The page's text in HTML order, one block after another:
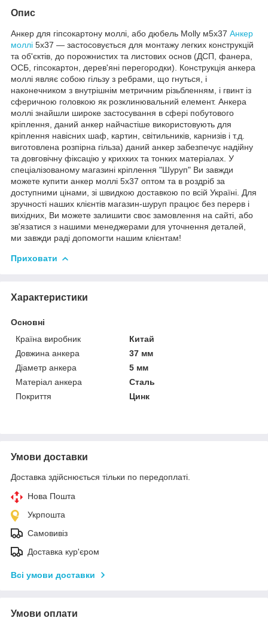
Опис
Анкер для гіпсокартону моллі, або дюбель Molly м5х37 Анкер
моллі 5х37 ― застосовується для монтажу легких конструкцій
та об'єктів, до порожнистих та листових основ (ДСП, фанера,
ОСБ, гіпсокартон, дерев'яні перегородки). Конструкція анкера
моллі являє собою гільзу з ребрами, що гнуться, і
наконечником з внутрішнім метричним різьбленням, і гвинт із
сферичною головкою як розклинювальний елемент. Анкера
моллі знайшли широке застосування в сфері побутового
кріплення, даний анкер найчастіше використовують для
кріплення навісних шаф, картин, світильників, карнизів і т.д.
виготовлена розпірна гільза) даний анкер забезпечує надійну
та довговічну фіксацію у крихких та тонких матеріалах. У
спеціалізованому магазині кріплення "Шуруп" Ви завжди
можете купити анкер моллі 5х37 оптом та в роздріб за
доступними цінами, зі швидкою доставкою по всій Україні. Для
зручності наших клієнтів магазин-шуруп працює без перерв і
вихідних, Ви можете залишити своє замовлення на сайті, або
зв'язатися з нашими менеджерами для уточнення деталей,
ми завжди раді допомогти нашим клієнтам!
Приховати
Характеристики
Основні
Країна виробник
Китай
Довжина анкера
37 мм
Діаметр анкера
5 мм
Матеріал анкера
Сталь
Покриття
Цинк
Умови доставки
Доставка здійснюється тільки по передоплаті.
Нова Пошта
Укрпошта
Самовивіз
Доставка кур'єром
Всі умови доставки
Умови оплати